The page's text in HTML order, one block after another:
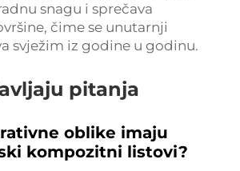
snagu i sprečava
čime se unutarnji
svježim iz godine u godinu.
pitanja
oblike imaju
kompozitni listovi?